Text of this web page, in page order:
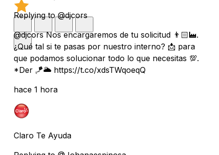
Replying to @djcors
@djcors Nos encargaremos de tu solicitud 👨🏻‍🏭.
¿Qué tal si te pasas por nuestro interno? 📩 para
que podamos solucionar todo lo que necesitas 💯.
*Der 🪁🌥️ https://t.co/xdsTWqoeqQ
hace 1 hora
Claro Te Ayuda